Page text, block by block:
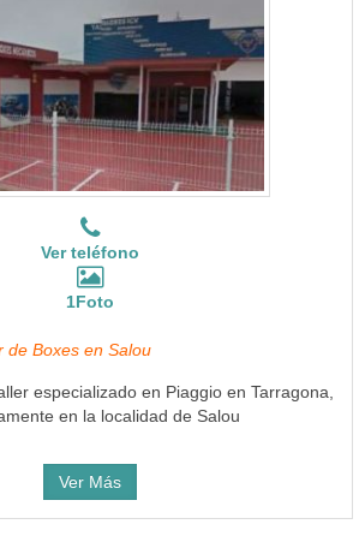
Ver teléfono
1Foto
de Boxes en Salou
especializado en Piaggio en Tarragona,
en la localidad de Salou
Ver Más